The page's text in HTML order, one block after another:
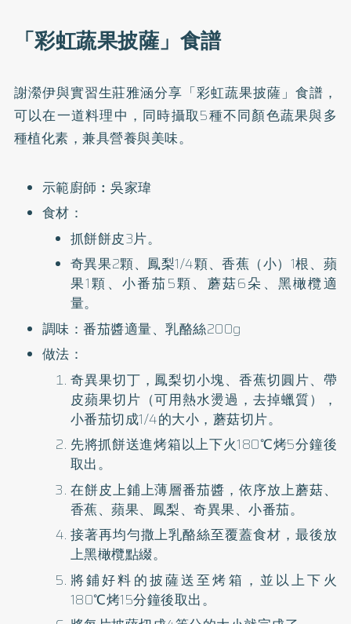
「彩虹蔬果披薩」食譜
謝瀠伊與實習生莊雅涵分享「彩虹蔬果披薩」食譜，
可以在一道料理中，同時攝取5種不同顏色蔬果與多
種植化素，兼具營養與美味。
示範廚師︰吳家瑋
食材：
抓餅餅皮3片。
奇異果2顆、鳳梨1/4顆、香蕉（小）1根、蘋
果1顆、小番茄5顆、蘑菇6朵、黑橄欖適
量。
調味：番茄醬適量、乳酪絲200g
做法：
奇異果切丁，鳳梨切小塊、香蕉切圓片、帶
皮蘋果切片（可用熱水燙過，去掉蠟質），
小番茄切成1/4的大小，蘑菇切片。
先將抓餅送進烤箱以上下火180℃烤5分鐘後
取出。
在餅皮上鋪上薄層番茄醬，依序放上蘑菇、
香蕉、蘋果、鳳梨、奇異果、小番茄。
接著再均勻撒上乳酪絲至覆蓋食材，最後放
上黑橄欖點綴。
將鋪好料的披薩送至烤箱，並以上下火
180℃烤15分鐘後取出。